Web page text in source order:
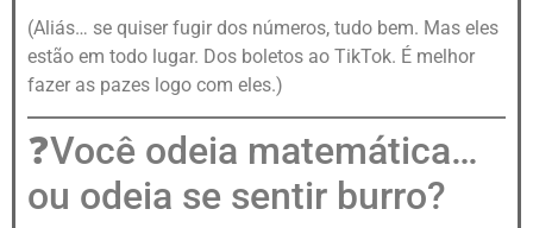
(Aliás… se quiser fugir dos números, tudo bem. Mas eles
estão em todo lugar. Dos boletos ao TikTok. É melhor
fazer as pazes logo com eles.)
❓Você odeia matemática…
ou odeia se sentir burro?